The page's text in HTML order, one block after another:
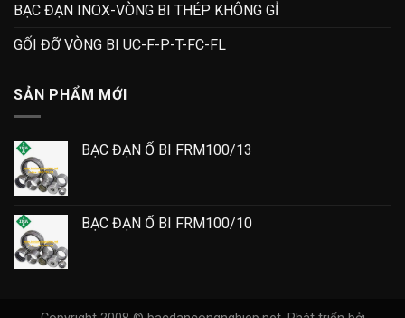
BẠC ĐẠN INOX-VÒNG BI THÉP KHÔNG GỈ
GỐI ĐỠ VÒNG BI UC-F-P-T-FC-FL
SẢN PHẨM MỚI
BẠC ĐẠN Ổ BI FRM100/13
BẠC ĐẠN Ổ BI FRM100/10